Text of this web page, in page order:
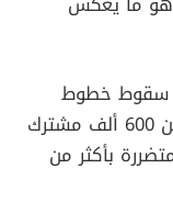
في سقوط خطوط
الكهرباء، مما أغرق مئات الآلاف في الظلام. وبحسب بيانات موقع “باور أوتج”، فإن أكثر من 600 ألف مشترك
بأكثر من